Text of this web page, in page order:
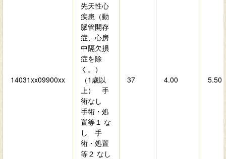
14031xx09900xx
先天性心
疾患（動
脈管開存
症、心房
中隔欠損
症を除
く。）
（1歳以
上） 手
術なし
手術・処
置等１ な
し 手
術・処置
等２ なし
37 4.00 5.50